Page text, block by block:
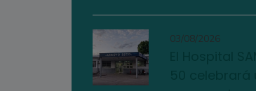
03/08/2026